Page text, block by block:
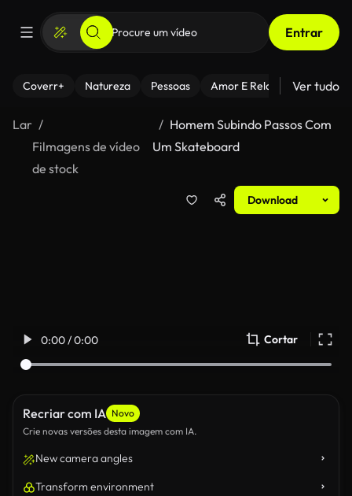
Entrar
Coverr+ Natureza Pessoas Amor E Relacionamentos
Ver tudo
Lar
Filmagens de vídeo
de stock
Homem Subindo Passos Com
Um Skateboard
Download
0:00 / 0:00 Cortar
Recriar com IA Novo
Crie novas versões desta imagem com IA.
New camera angles
Transform environment